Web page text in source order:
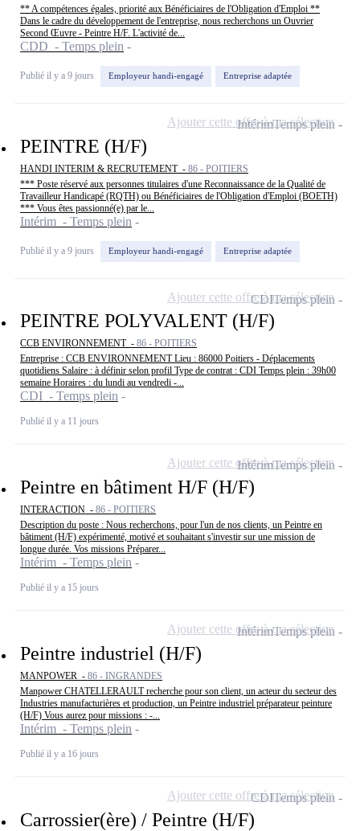
** A compétences égales, priorité aux Bénéficiaires de l'Obligation d'Emploi **
Dans le cadre du développement de l'entreprise, nous recherchons un Ouvrier
Second Œuvre - Peintre H/F. L'activité de...
CDD - Temps plein
Publié il y a 9 jours Employeur handi-engagé Entreprise adaptée
PEINTRE (H/F)
HANDI INTERIM & RECRUTEMENT - 86 - POITIERS
*** Poste réservé aux personnes titulaires d'une Reconnaissance de la Qualité de
Travailleur Handicapé (RQTH) ou Bénéficiaires de l'Obligation d'Emploi (BOETH)
*** Vous êtes passionné(e) par le...
Intérim - Temps plein
Publié il y a 9 jours Employeur handi-engagé Entreprise adaptée
IntérimTemps plein
Ajouter cette offre à ma sélection
PEINTRE POLYVALENT (H/F)
CCB ENVIRONNEMENT - 86 - POITIERS
Entreprise : CCB ENVIRONNEMENT Lieu : 86000 Poitiers - Déplacements
quotidiens Salaire : à définir selon profil Type de contrat : CDI Temps plein : 39h00
semaine Horaires : du lundi au vendredi -...
CDI - Temps plein
Publié il y a 11 jours
CDITemps plein
Ajouter cette offre à ma sélection
Peintre en bâtiment H/F (H/F)
INTERACTION - 86 - POITIERS
Description du poste : Nous recherchons, pour l'un de nos clients, un Peintre en
bâtiment (H/F) expérimenté, motivé et souhaitant s'investir sur une mission de
longue durée. Vos missions Préparer...
Intérim - Temps plein
Publié il y a 15 jours
IntérimTemps plein
Ajouter cette offre à ma sélection
Peintre industriel (H/F)
MANPOWER - 86 - INGRANDES
Manpower CHATELLERAULT recherche pour son client, un acteur du secteur des
Industries manufacturières et production, un Peintre industriel préparateur peinture
(H/F) Vous aurez pour missions : -...
Intérim - Temps plein
Publié il y a 16 jours
IntérimTemps plein
Ajouter cette offre à ma sélection
Carrossier(ère) / Peintre (H/F)
CDITemps plein
Ajouter cette offre à ma sélection